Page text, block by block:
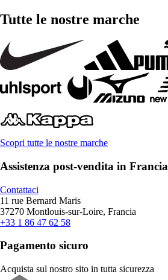
Tutte le nostre marche
Scopri tutte le nostre marche
Assistenza post-vendita in Francia
Contattaci
11 rue Bernard Maris
37270 Montlouis-sur-Loire, Francia
+33 1 86 47 62 58
Pagamento sicuro
Acquista sul nostro sito in tutta sicurezza